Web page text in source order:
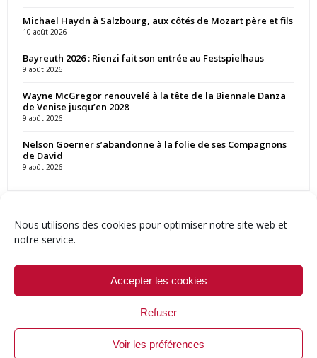
Nous utilisons des cookies pour optimiser notre site web et
notre service.
Accepter les cookies
Refuser
Voir les préférences
Michael Haydn à Salzbourg, aux côtés de Mozart père et fils
10 août 2026
Bayreuth 2026 : Rienzi fait son entrée au Festspielhaus
9 août 2026
Wayne McGregor renouvelé à la tête de la Biennale Danza
de Venise jusqu’en 2028
9 août 2026
Nelson Goerner s’abandonne à la folie de ses Compagnons
de David
9 août 2026